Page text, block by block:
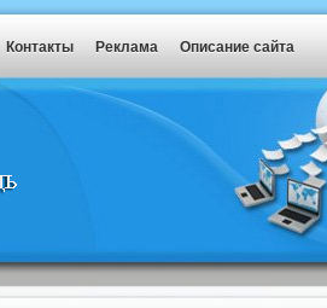
Контакты Реклама Описание сайта